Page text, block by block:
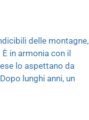
delle montagne,
in armonia con il
lo aspettano da
lunghi anni, un